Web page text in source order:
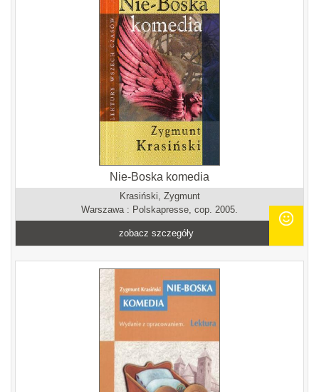
Nie-Boska komedia
Krasiński, Zygmunt
Warszawa : Polskapresse, cop. 2005.
zobacz szczegóły